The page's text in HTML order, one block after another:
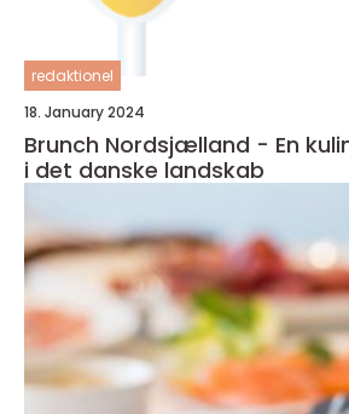
redaktionel
18. January 2024
Brunch Nordsjælland - En
i det danske landskab